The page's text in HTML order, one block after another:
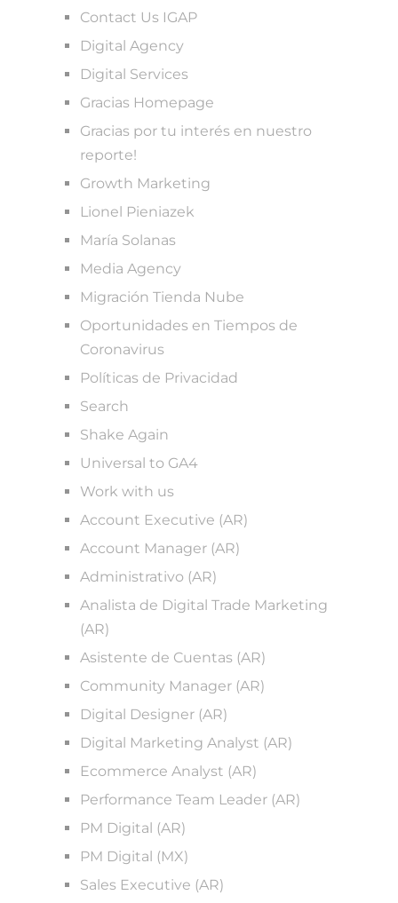
Contact Us IGAP
Digital Agency
Digital Services
Gracias Homepage
Gracias por tu interés en nuestro
reporte!
Growth Marketing
Lionel Pieniazek
María Solanas
Media Agency
Migración Tienda Nube
Oportunidades en Tiempos de
Coronavirus
Políticas de Privacidad
Search
Shake Again
Universal to GA4
Work with us
Account Executive (AR)
Account Manager (AR)
Administrativo (AR)
Analista de Digital Trade Marketing
(AR)
Asistente de Cuentas (AR)
Community Manager (AR)
Digital Designer (AR)
Digital Marketing Analyst (AR)
Ecommerce Analyst (AR)
Performance Team Leader (AR)
PM Digital (AR)
PM Digital (MX)
Sales Executive (AR)